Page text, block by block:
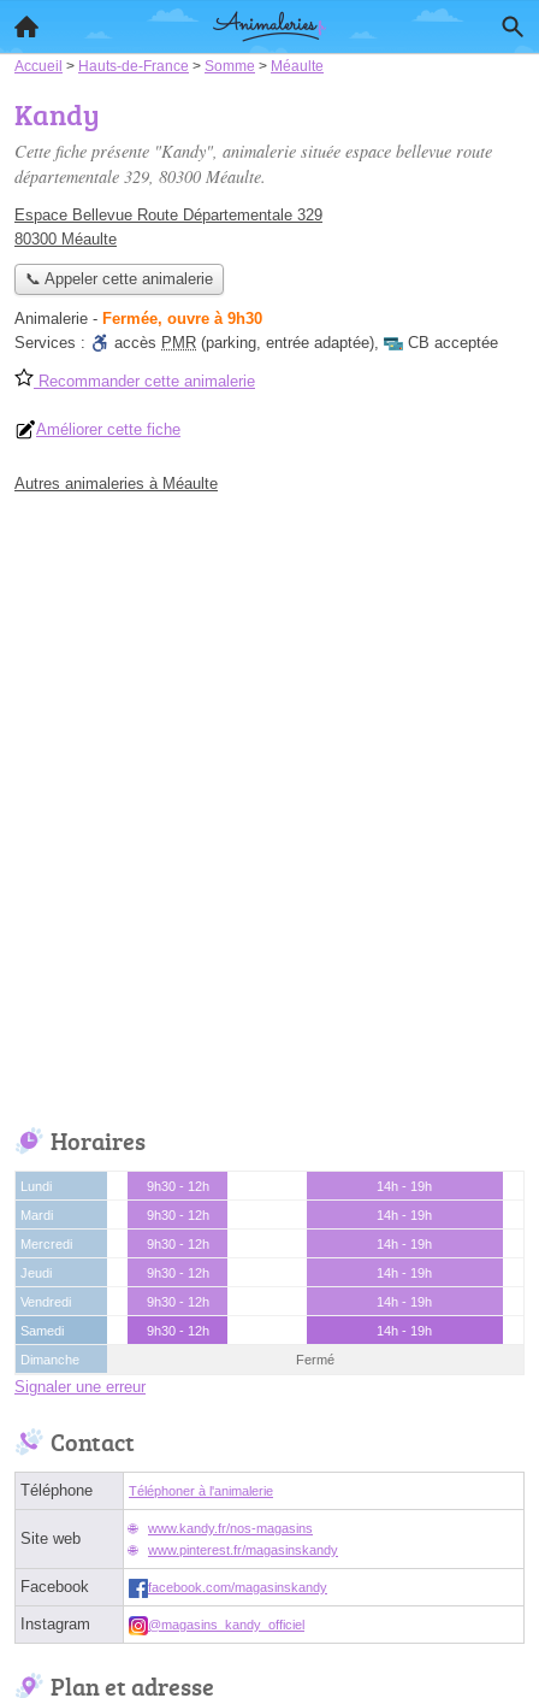
Accueil > Hauts-de-France > Somme > Méaulte
Kandy
Cette fiche présente "Kandy", animalerie située espace bellevue route
départementale 329, 80300 Méaulte.
Espace Bellevue Route Départementale 329
80300 Méaulte
📞 Appeler cette animalerie
Animalerie - Fermée, ouvre à 9h30
Services :
accès PMR (parking, entrée adaptée), CB acceptée
Recommander cette animalerie
Améliorer cette fiche
Autres animaleries à Méaulte
Horaires
Lundi 9h30 - 12h
14h - 19h
Mardi
9h30 - 12h
14h - 19h
Mercredi
9h30 - 12h
14h - 19h
Jeudi
9h30 - 12h
14h - 19h
Vendredi
9h30 - 12h
14h - 19h
Samedi
9h30 - 12h
14h - 19h
Dimanche
Fermé
Signaler une erreur
Contact
Téléphone Téléphoner à l'animalerie
Site web
www.kandy.fr/nos-magasins
www.pinterest.fr/magasinskandy
Facebook facebook.com/magasinskandy
Instagram @magasins_kandy_officiel
Plan et adresse